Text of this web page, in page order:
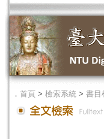
． 首頁 > 檢索系統 > 書目